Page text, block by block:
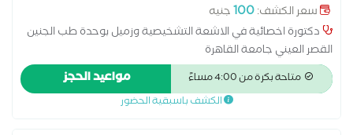
سعر الكشف:100جنيه
دكتورة اخصائية في الاشعة التشخيصية وزميل بوحدة طب الجنين
القصر العيني جامعة القاهرة
متاحة بكرة من 4:00 مساءً مواعيد الحجز
الكشف باسبقية الحضور